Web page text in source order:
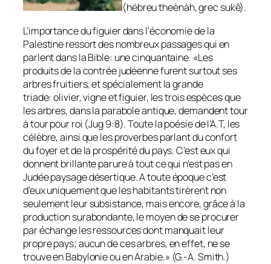
(hébreutheènàh,grec sukê).
L’importance du figuier dans l’économie de la
Palestine ressort des nombreux passages qui en
parlent dans la Bible: une cinquantaine. «Les
produits de la contrée judéenne furent surtout ses
arbres fruitiers, et spécialement la grande
triade:olivier, vigneetfiguier, les trois espèces que
les arbres, dans la parabole antique, demandent tour
à tour pour roi (Jug 9:8). Toute la poésie de l’A.T, les
célèbre, ainsi que les proverbes parlant du confort
du foyer et de la prospérité du pays. C’est eux qui
donnent brillante parure à tout ce qui n’est pas en
Judée paysage désertique. A toute époque c’est
d’eux uniquement que les habitants tirèrent non
seulement leur subsistance, mais encore, grâce à la
production surabondante, le moyen de se procurer
par échange les ressources dont manquait leur
propre pays; aucun de ces arbres, en effet, ne se
trouve en Babylonie ou en Arabie.» (G.-A. Smith.)